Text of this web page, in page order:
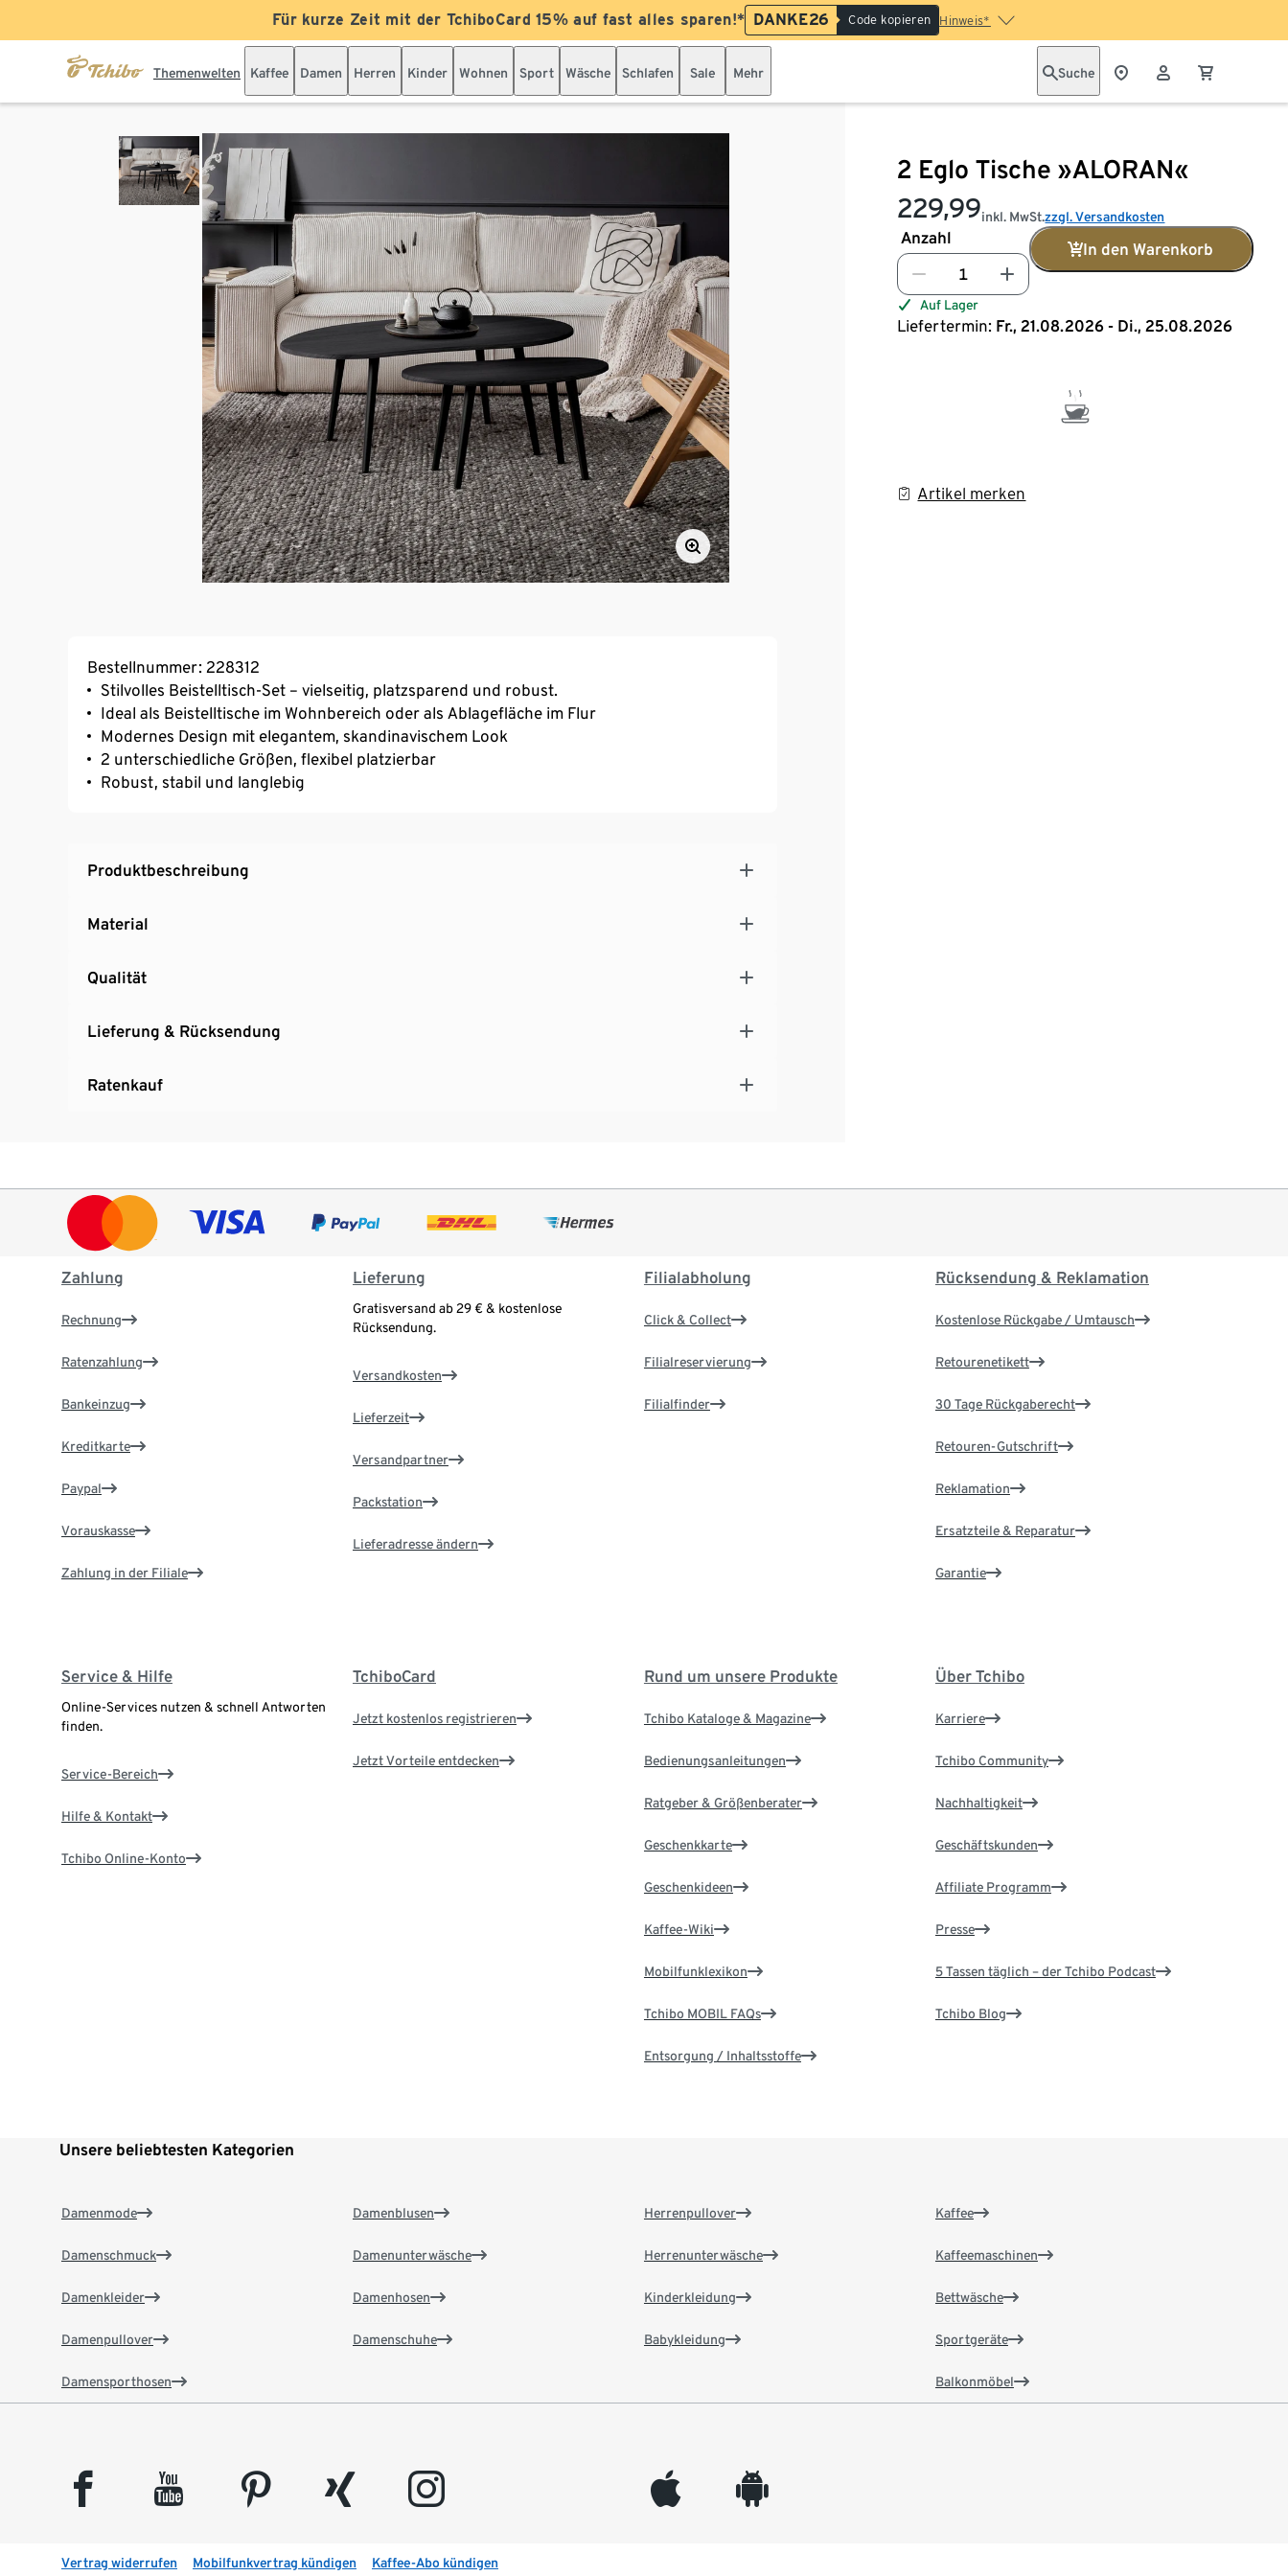
Für kurze Zeit mit der TchiboCard 15% auf fast alles sparen!* DANKE26 Code kopieren Hinweis*
Themenwelten Kaffee Damen Herren Kinder Wohnen Sport Wäsche Schlafen Sale Mehr Suche
2 Eglo Tische »ALORAN«
229,99inkl. MwSt.zzgl. Versandkosten
Anzahl
In den Warenkorb
Auf Lager
Liefertermin: Fr., 21.08.2026 - Di., 25.08.2026
Artikel merken
Bestellnummer: 228312
Stilvolles Beistelltisch-Set – vielseitig, platzsparend und robust.
Ideal als Beistelltische im Wohnbereich oder als Ablagefläche im Flur
Modernes Design mit elegantem, skandinavischem Look
2 unterschiedliche Größen, flexibel platzierbar
Robust, stabil und langlebig
Produktbeschreibung
Material
Qualität
Lieferung & Rücksendung
Ratenkauf
Zahlung
Rechnung
Ratenzahlung
Bankeinzug
Kreditkarte
Paypal
Vorauskasse
Zahlung in der Filiale
Lieferung
Gratisversand ab 29 € & kostenlose
Rücksendung.
Versandkosten
Lieferzeit
Versandpartner
Packstation
Lieferadresse ändern
Filialabholung
Click & Collect
Filialreservierung
Filialfinder
Rücksendung & Reklamation
Kostenlose Rückgabe / Umtausch
Retourenetikett
30 Tage Rückgaberecht
Retouren-Gutschrift
Reklamation
Ersatzteile & Reparatur
Garantie
Service & Hilfe
Online-Services nutzen & schnell Antworten
finden.
Service-Bereich
Hilfe & Kontakt
Tchibo Online-Konto
TchiboCard
Jetzt kostenlos registrieren
Jetzt Vorteile entdecken
Rund um unsere Produkte
Tchibo Kataloge & Magazine
Bedienungsanleitungen
Ratgeber & Größenberater
Geschenkkarte
Geschenkideen
Kaffee-Wiki
Mobilfunklexikon
Tchibo MOBIL FAQs
Entsorgung / Inhaltsstoffe
Über Tchibo
Karriere
Tchibo Community
Nachhaltigkeit
Geschäftskunden
Affiliate Programm
Presse
5 Tassen täglich – der Tchibo Podcast
Tchibo Blog
Unsere beliebtesten Kategorien
Damenmode
Damenschmuck
Damenkleider
Damenpullover
Damensporthosen
Damenblusen
Damenunterwäsche
Damenhosen
Damenschuhe
Herrenpullover
Herrenunterwäsche
Kinderkleidung
Babykleidung
Kaffee
Kaffeemaschinen
Bettwäsche
Sportgeräte
Balkonmöbel
facebook youtube pinterest xing instagram appleinc android
Vertrag widerrufen Mobilfunkvertrag kündigen Kaffee-Abo kündigen